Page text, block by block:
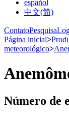
español
中文(简)
ContatoPesquisa
Página inicial>
meteorológico>
Número de